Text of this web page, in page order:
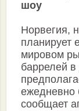
шоу
Норвегия,
планирует
мировом
баррелей
ежедневно
сообщает